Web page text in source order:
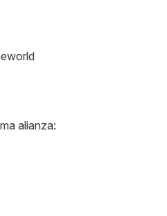
alianza: